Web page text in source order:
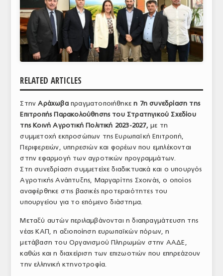
ΕΙΔΗΣΕΙΣ
ΕΥΡΩΠΑΪΚΕΣ ΑΠΟΦΑΣΕΙΣ
ΘΕΜΑΤΑ
ΑΝΑΛΥΣΕΙΣ
ΠΑΡΑΓΩΓΗ & ΕΜΠΟΡΙΑ
ΣΦΑΓΕΙΑ
ΠΡΩΤΕΣ ΥΛΕΣ
ΥΠΗΡΕΣΙΕΣ
ΝΟΜΟΘΕΣΙΑ
ΕΛΛΗΝΙΚΗ ΝΟΜΟΘΕΣΙΑ
RELATED ARTICLES
ΣτηνΑράχωβα πραγματοποιήθηκεη 7η συνεδρίαση της
Επιτροπής Παρακολούθησης του Στρατηγικού Σχεδίου
της Κοινή Αγροτική Πολιτική 2023-2027,με τη
συμμετοχή εκπροσώπων της Ευρωπαϊκή Επιτροπή,
Περιφερειών, υπηρεσιών και φορέων που εμπλέκονται
στην εφαρμογή των αγροτικών προγραμμάτων.
Στη συνεδρίαση συμμετείχε διαδικτυακά και ο υπουργός
Αγροτικής Ανάπτυξης, Μαργαρίτης Σχοινάς, ο οποίος
αναφέρθηκε στις βασικές προτεραιότητες του
υπουργείου για το επόμενο διάστημα.
Μεταξύ αυτών περιλαμβάνονται η διαπραγμάτευση της
νέας ΚΑΠ, η αξιοποίηση ευρωπαϊκών πόρων, η
μετάβαση του Οργανισμού Πληρωμών στην ΑΑΔΕ,
καθώς και η διαχείριση των επιζωοτιών που επηρεάζουν
την ελληνική κτηνοτροφία.